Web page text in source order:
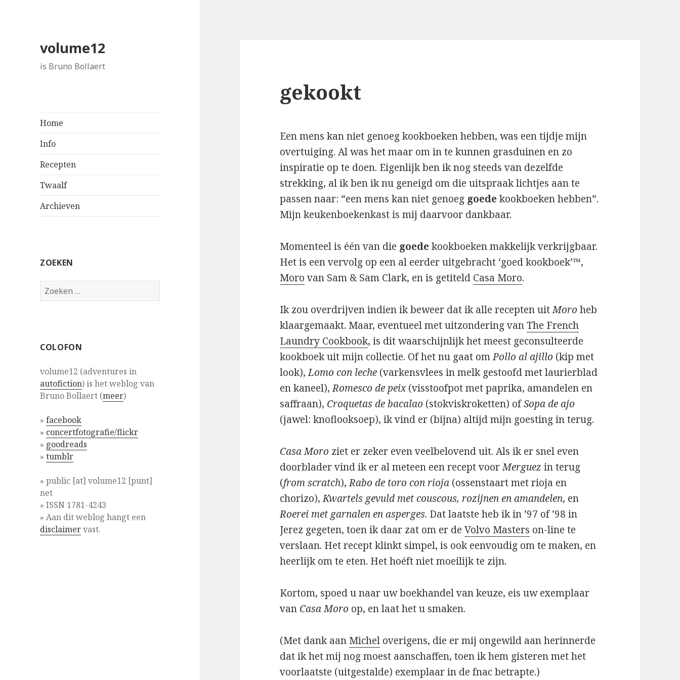
volume12
is Bruno Bollaert
Home
Info
Recepten
Twaalf
Archieven
ZOEKEN
Zoeken
naar:
COLOFON
volume12 (adventures in
autofiction) is het weblog van
Bruno Bollaert (meer)
»facebook
» concertfotografie/flickr
» goodreads
»tumblr
» public [at] volume12 [punt]
net
» ISSN 1781-4243
» Aan dit weblog hangt een
disclaimervast.
gekookt
Een mens kan niet genoeg kookboeken hebben, was een tijdje mijn
overtuiging. Al was het maar om in te kunnen grasduinen en zo
inspiratie op te doen. Eigenlijk ben ik nog steeds van dezelfde
strekking, al ik ben ik nu geneigd om die uitspraak lichtjes aan te
passen naar: “een mens kan niet genoeg goede kookboeken hebben”.
Mijn keukenboekenkast is mij daarvoor dankbaar.
Momenteel is één van die goede kookboeken makkelijk verkrijgbaar.
Het is een vervolg op een al eerder uitgebracht ‘goed kookboek’™,
Morovan Sam & Sam Clark, en is getiteld Casa Moro.
Ik zou overdrijven indien ik beweer dat ik alle recepten uitMoro heb
klaargemaakt. Maar, eventueel met uitzondering vanThe French
Laundry Cookbook, is dit waarschijnlijk het meest geconsulteerde
kookboek uit mijn collectie. Of het nu gaat omPollo al ajillo (kip met
look),Lomo con leche (varkensvlees in melk gestoofd met laurierblad
en kaneel),Romesco de peix(visstoofpot met paprika, amandelen en
saffraan), Croquetas de bacalao (stokviskroketten) ofSopa de ajo
(jawel: knoflooksoep), ik vind er (bijna) altijd mijn goesting in terug.
Casa Moro ziet er zeker even veelbelovend uit. Als ik er snel even
doorblader vind ik er al meteen een recept voorMerguez in terug
(from scratch),Rabo de toro con rioja (ossenstaart met rioja en
chorizo),Kwartels gevuld met couscous, rozijnen en amandelen, en
Roerei met garnalen en asperges. Dat laatste heb ik in ’97 of ’98 in
Jerez gegeten, toen ik daar zat om er deVolvo Masters on-line te
verslaan. Het recept klinkt simpel, is ook eenvoudig om te maken, en
heerlijk om te eten. Het hoéft niet moeilijk te zijn.
Kortom, spoed u naar uw boekhandel van keuze, eis uw exemplaar
van Casa Moro op, en laat het u smaken.
(Met dank aan Michel overigens, die er mij ongewild aan herinnerde
dat ik het mij nog moest aanschaffen, toen ik hem gisteren met het
voorlaatste (uitgestalde) exemplaar in de fnac betrapte.)